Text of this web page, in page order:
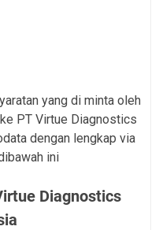
yang di minta oleh
PT Virtue Diagnostics
dengan lengkap via
ini
Diagnostics